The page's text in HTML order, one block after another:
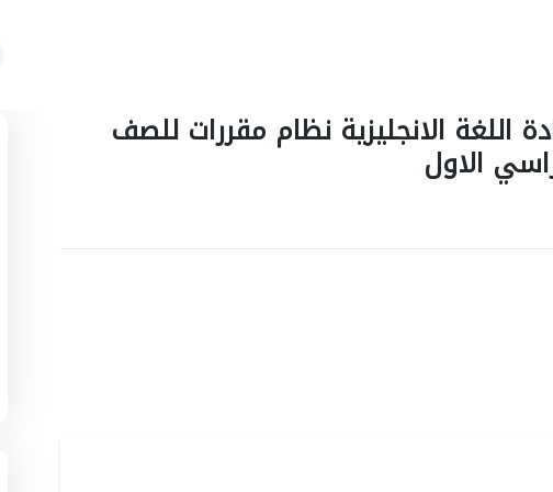
اللغة الانجليزية نظام مقررات للصف
الاول